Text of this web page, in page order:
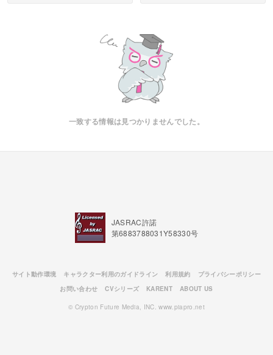
一致する情報は見つかりませんでした。
JASRAC許諾
第6883788031Y58330号
サイト動作環境 キャラクター利用のガイドライン 利用規約
プライバシーポリシー
お問い合わせ
CVシリーズ KARENT ABOUT US
© Crypton Future Media, INC. www.piapro.net